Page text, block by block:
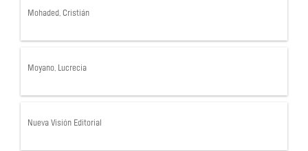
Mohaded, Cristián
Moyano, Lucrecia
Nueva Visión Editorial